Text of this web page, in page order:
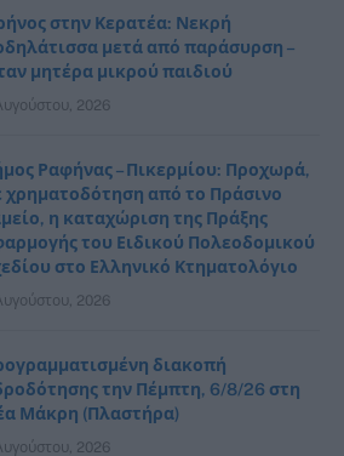
στην Κερατέα: Νεκρή
μετά από παράσυρση –
μητέρα μικρού παιδιού
2026
Ραφήνας – Πικερμίου: Προχωρά,
χρηματοδότηση από το Πράσινο
η καταχώριση της Πράξης
του Ειδικού Πολεοδομικού
στο Ελληνικό Κτηματολόγιο
2026
διακοπή
την Πέμπτη, 6/8/26 στη
Μάκρη (Πλαστήρα)
2026